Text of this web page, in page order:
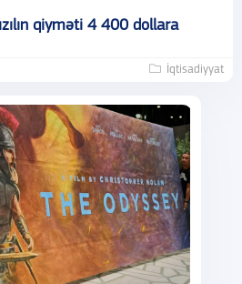
qiyməti 4 400 dollara
İqtisadiyyat